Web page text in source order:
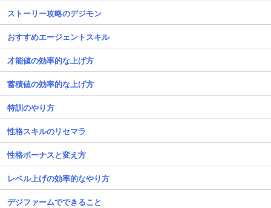
ストーリー攻略のデジモン
おすすめエージェントスキル
才能値の効率的な上げ方
蓄積値の効率的な上げ方
特訓のやり方
性格スキルのリセマラ
性格ボーナスと変え方
レベル上げの効率的なやり方
デジファームでできること